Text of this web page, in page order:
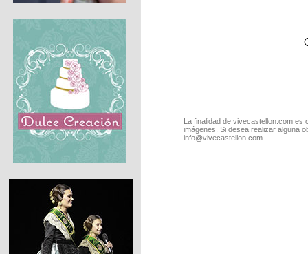
La finalidad de vivecastellon.com
imágenes. Si desea realizar alguna
info@vivecastellon.com